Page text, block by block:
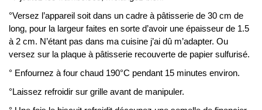
°Versez l’appareil soit dans un cadre à pâtisserie de 30 cm de
long, pour la largeur faites en sorte d’avoir une épaisseur de 1.5
à 2 cm. N’étant pas dans ma cuisine j’ai dû m’adapter. Ou
versez sur la plaque à pâtisserie recouverte de papier sulfurisé.
° Enfournez à four chaud 190°C pendant 15 minutes environ.
°Laissez refroidir sur grille avant de manipuler.